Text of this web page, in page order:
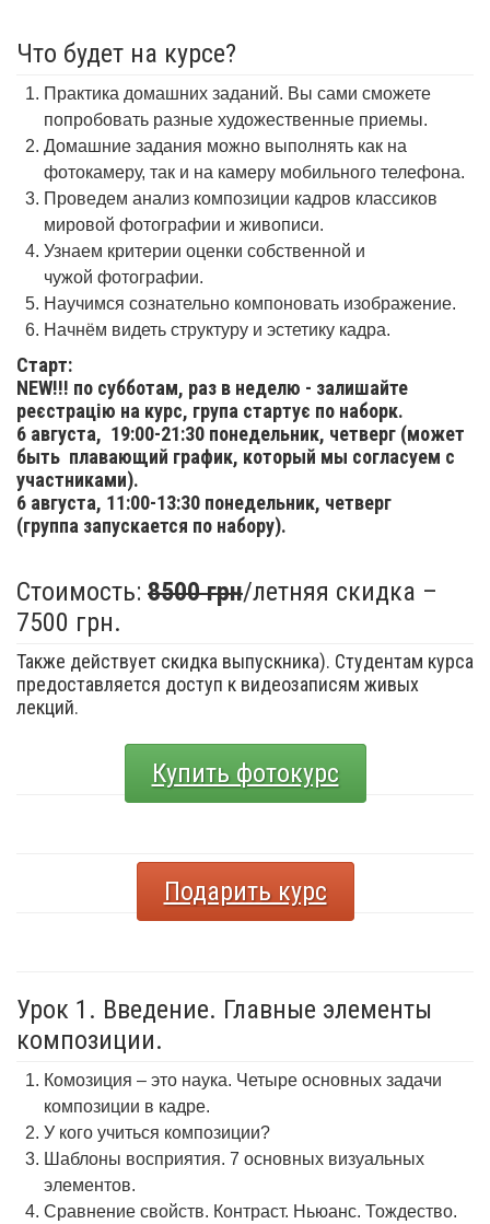
Что будет на курсе?
Практика домашних заданий. Вы сами сможете
попробовать разные художественные приемы.
Домашние задания можно выполнять как на
фотокамеру, так и на камеру мобильного телефона.
Проведем анализ композиции кадров классиков
мировой фотографии и живописи.
Узнаем критерии оценки собственной и
чужой фотографии.
Научимся сознательно компоновать изображение.
Начнём видеть структуру и эстетику кадра.
Старт:
NEW!!! по субботам, раз в неделю - залишайте
реєстрацію на курс, група стартує по наборк.
6 августа, 19:00-21:30 понедельник, четверг (может
быть плавающий график, который мы согласуем с
участниками).
6 августа, 11:00-13:30 понедельник, четверг
(группа запускается по набору).
Стоимость: 8500 грн/летняя скидка –
7500 грн.
Также действует скидка выпускника). Студентам курса
предоставляется доступ к видеозаписям живых
лекций.
Купить фотокурс
Подарить курс
Урок 1. Введение. Главные элементы
композиции.
Комозиция – это наука. Четыре основных задачи
композиции в кадре.
У кого учиться композиции?
Шаблоны восприятия. 7 основных визуальных
элементов.
Сравнение свойств. Контраст. Ньюанс. Тождество.